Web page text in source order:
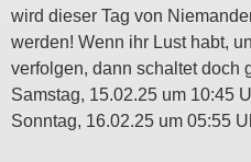
wird dieser Tag von
werden! Wenn ihr Lust habt,
verfolgen, dann schaltet doch
Samstag, 15.02.25 um 10:45
Sonntag, 16.02.25 um 05:55